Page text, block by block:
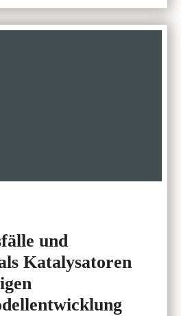
und
Katalysatoren